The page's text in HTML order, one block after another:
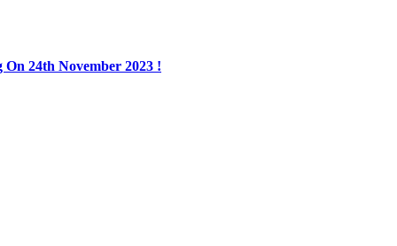
24th November 2023 !